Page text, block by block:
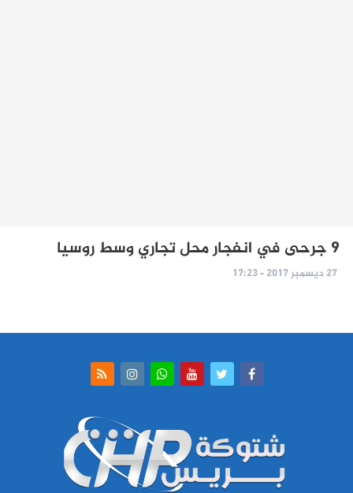
9 جرحى في انفجار محل تجاري وسط روسيا
27 ديسمبر 2017 - 17:23